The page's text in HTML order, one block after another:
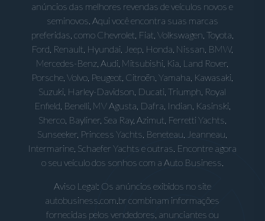
anúncios das melhores revendas de veículos novos e
seminovos. Aqui você encontra suas marcas
preferidas, como Chevrolet, Fiat, Volkswagen, Toyota,
Ford, Renault, Hyundai, Jeep, Honda, Nissan, BMW,
Mercedes-Benz, Audi, Mitsubishi, Kia, Land Rover,
Porsche, Volvo, Peugeot, Citroën, Yamaha, Kawasaki,
Suzuki, Harley-Davidson, Ducati, Triumph, Royal
Enfield, Benelli, MV Agusta, Dafra, Indian, Kasinski,
Sherco, Bayliner, Sea Ray, Azimut, Ferretti Yachts,
Sunseeker, Princess Yachts, Beneteau, Jeanneau,
Intermarine, Schaefer Yachts e outras. Encontre agora
o seu veículo dos sonhos com a Auto Business.
Aviso Legal: Os anúncios exibidos no site
autobusiness.com.br combinam informações
fornecidas pelos vendedores, anunciantes ou